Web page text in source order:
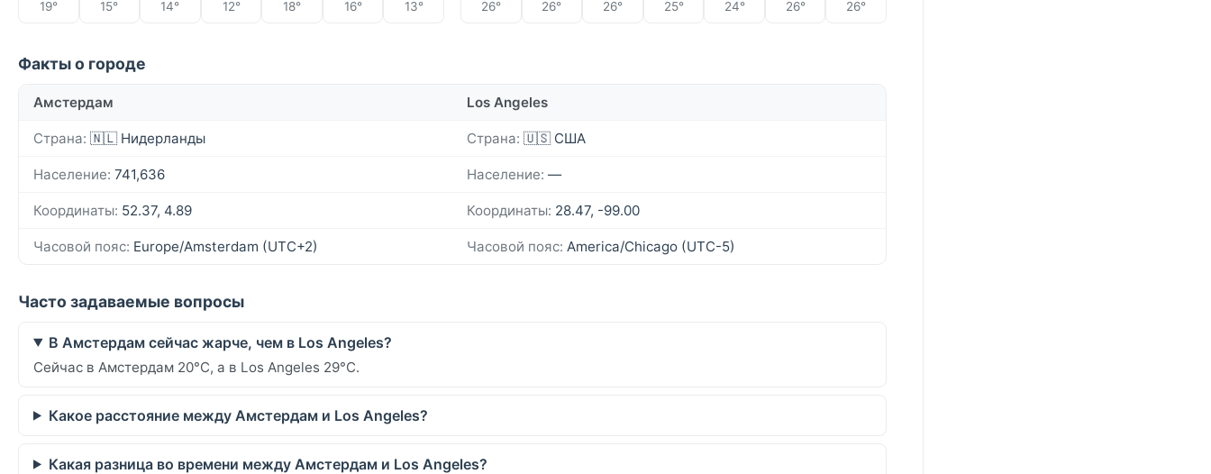
19° 15° 14° 12° 18° 16° 13° 26° 26° 26° 25° 24° 26° 26°
Факты о городе
Амстердам Los Angeles
Страна: 🇳🇱 Нидерланды Страна: 🇺🇸 США
Население: 741,636 Население: —
Координаты: 52.37, 4.89 Координаты: 28.47, -99.00
Часовой пояс: Europe/Amsterdam (UTC+2) Часовой пояс: America/Chicago (UTC-5)
Часто задаваемые вопросы
В Амстердам сейчас жарче, чем в Los Angeles?
Сейчас в Амстердам 20°C, а в Los Angeles 29°C.
Какое расстояние между Амстердам и Los Angeles?
Какая разница во времени между Амстердам и Los Angeles?